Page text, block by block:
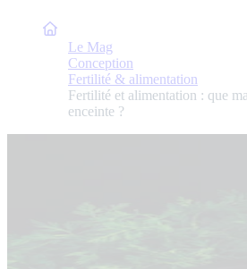
Bulle de Maman
Le Mag
Conception
Fertilité & alimentation
Fertilité et alimentation : que
enceinte ?